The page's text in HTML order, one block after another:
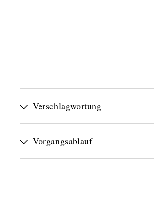
Verschlagwortung
Vorgangsablauf